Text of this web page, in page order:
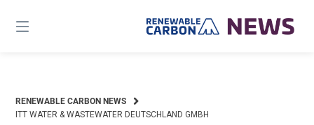
content
RENEWABLE CARBON NEWS
ITT WATER & WASTEWATER DEUTSCHLAND GMBH